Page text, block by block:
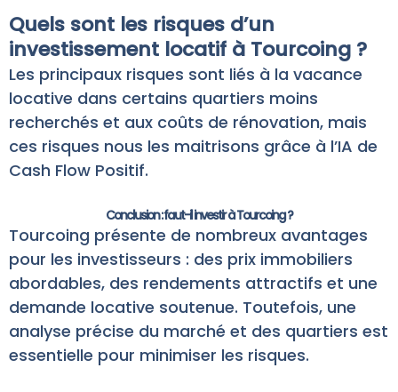
Quels sont les risques d’un
investissement locatif à Tourcoing ?
Les principaux risques sont liés à la vacance
locative dans certains quartiers moins
recherchés et aux coûts de rénovation, mais
ces risques nous les maitrisons grâce à l’IA de
Cash Flow Positif.
Conclusion : faut-il investir à Tourcoing ?
Tourcoing présente de nombreux avantages
pour les investisseurs : des prix immobiliers
abordables, des rendements attractifs et une
demande locative soutenue. Toutefois, une
analyse précise du marché et des quartiers est
essentielle pour minimiser les risques.